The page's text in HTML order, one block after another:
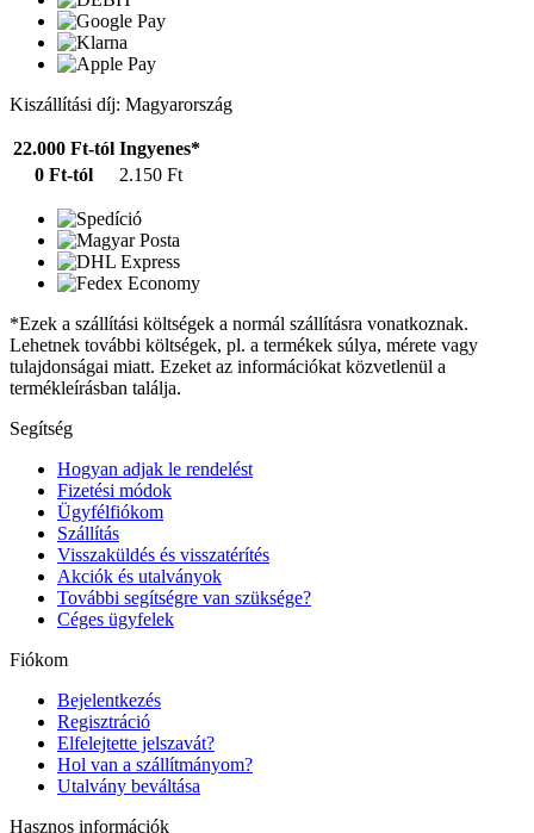
Kiszállítási díj: Magyarország
22.000 Ft-tól Ingyenes*
0 Ft-tól
2.150 Ft
*Ezek a szállítási költségek a normál szállításra vonatkoznak.
Lehetnek további költségek, pl. a termékek súlya, mérete vagy
tulajdonságai miatt. Ezeket az információkat közvetlenül a
termékleírásban találja.
Segítség
Hogyan adjak le rendelést
Fizetési módok
Ügyfélfiókom
Szállítás
Visszaküldés és visszatérítés
Akciók és utalványok
További segítségre van szüksége?
Céges ügyfelek
Fiókom
Bejelentkezés
Regisztráció
Elfelejtette jelszavát?
Hol van a szállítmányom?
Utalvány beváltása
Hasznos információk